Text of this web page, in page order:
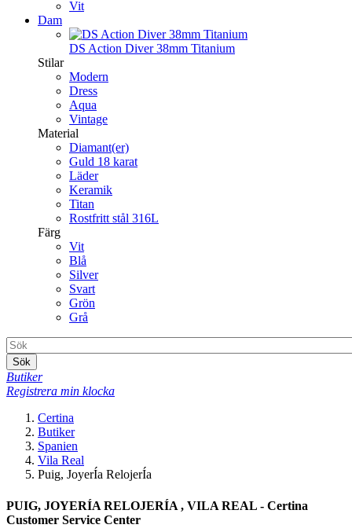
Vit
Dam
DS Action Diver 38mm Titanium
Stilar
Modern
Dress
Aqua
Vintage
Material
Diamant(er)
Guld 18 karat
Läder
Keramik
Titan
Rostfritt stål 316L
Färg
Vit
Blå
Silver
Svart
Grön
Grå
Sök
Butiker
Registrera min klocka
Certina
Butiker
Spanien
Vila Real
Puig, JoyerÍa RelojerÍa
PUIG, JOYERÍA RELOJERÍA , VILA REAL - Certina
Customer Service Center